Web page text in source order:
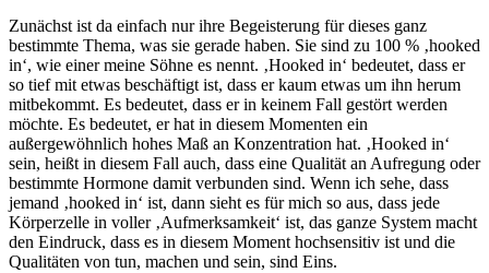
Zunächst ist da einfach nur ihre Begeisterung für dieses ganz
bestimmte Thema, was sie gerade haben. Sie sind zu 100 % ‚hooked
in‘, wie einer meine Söhne es nennt. ‚Hooked in‘ bedeutet, dass er
so tief mit etwas beschäftigt ist, dass er kaum etwas um ihn herum
mitbekommt. Es bedeutet, dass er in keinem Fall gestört werden
möchte. Es bedeutet, er hat in diesem Momenten ein
außergewöhnlich hohes Maß an Konzentration hat. ‚Hooked in‘
sein, heißt in diesem Fall auch, dass eine Qualität an Aufregung oder
bestimmte Hormone damit verbunden sind. Wenn ich sehe, dass
jemand ‚hooked in‘ ist, dann sieht es für mich so aus, dass jede
Körperzelle in voller ‚Aufmerksamkeit‘ ist, das ganze System macht
den Eindruck, dass es in diesem Moment hochsensitiv ist und die
Qualitäten von tun, machen und sein, sind Eins.